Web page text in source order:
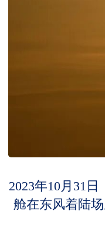
2023年10月31
舱在东风着陆